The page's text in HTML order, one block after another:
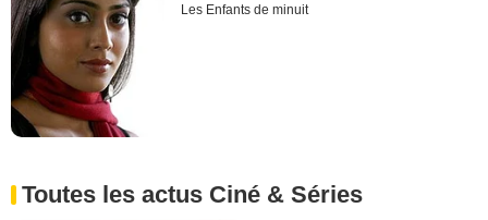
Les Enfants de minuit
Toutes les actus Ciné & Séries